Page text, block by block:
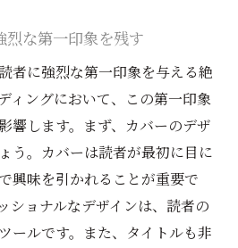
烈な第一印象を残す
者に強烈な第一印象を与える絶
ィングにおいて、この第一印象
響します。まず、カバーのデザ
う。カバーは読者が最初に目に
興味を引かれることが重要で
ショナルなデザインは、読者の
ールです。また、タイトルも非